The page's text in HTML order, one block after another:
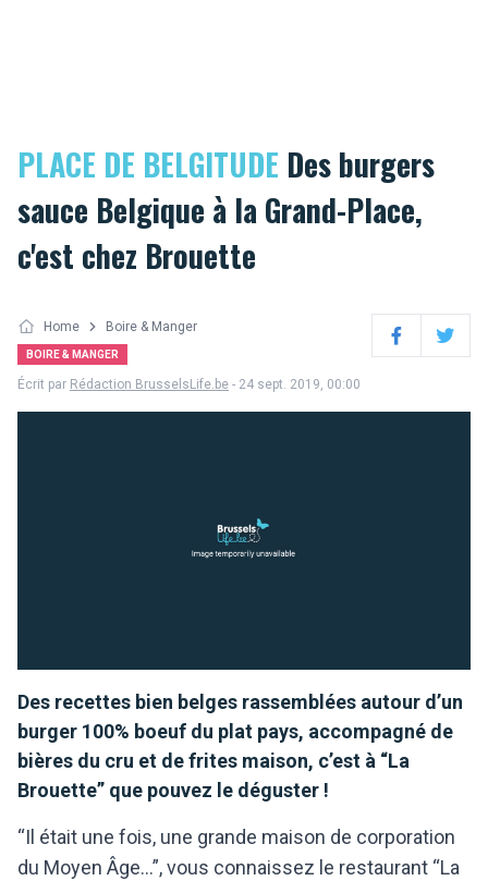
PLACE DE BELGITUDE Des burgers
sauce Belgique à la Grand-Place,
c'est chez Brouette
Home Boire & Manger
BOIRE & MANGER FacebookTwitter
Écrit par Rédaction BrusselsLife.be - 24 sept. 2019, 00:00
Des recettes bien belges rassemblées autour d’un
burger 100% boeuf du plat pays, accompagné de
bières du cru et de frites maison, c’est à “La
Brouette” que pouvez le déguster !
“Il était une fois, une grande maison de corporation
du Moyen Âge…”, vous connaissez le restaurant “La